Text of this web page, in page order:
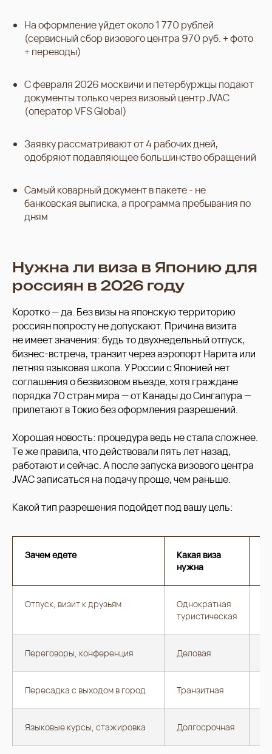
На оформление уйдет около 1 770 рублей
(сервисный сбор визового центра 970 руб. + фото
+ переводы)
С февраля 2026 москвичи и петербуржцы подают
документы только через визовый центр JVAC
(оператор VFS Global)
Заявку рассматривают от 4 рабочих дней,
одобряют подавляющее большинство обращений
Самый коварный документ в пакете - не
банковская выписка, а программа пребывания по
дням
Нужна ли виза в Японию для
россиян в 2026 году
Коротко — да. Без визы на японскую территорию
россиян попросту не допускают. Причина визита
не имеет значения: будь то двухнедельный отпуск,
бизнес-встреча, транзит через аэропорт Нарита или
летняя языковая школа. У России с Японией нет
соглашения о безвизовом въезде, хотя граждане
порядка 70 стран мира — от Канады до Сингапура —
прилетают в Токио без оформления разрешений.
Хорошая новость: процедура ведь не стала сложнее.
Те же правила, что действовали пять лет назад,
работают и сейчас. А после запуска визового центра
JVAC записаться на подачу проще, чем раньше.
Какой тип разрешения подойдет под вашу цель:
Зачем едете
Какая виза
нужна
Отпуск, визит к друзьям
Однократная
туристическая
Переговоры, конференция Деловая
Пересадка с выходом в город Транзитная
Языковые курсы, стажировка Долгосрочная